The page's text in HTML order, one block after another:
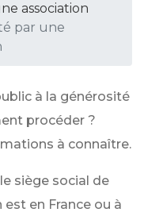
association
par une
à la générosité
procéder ?
à connaître.
siège social de
en France ou à